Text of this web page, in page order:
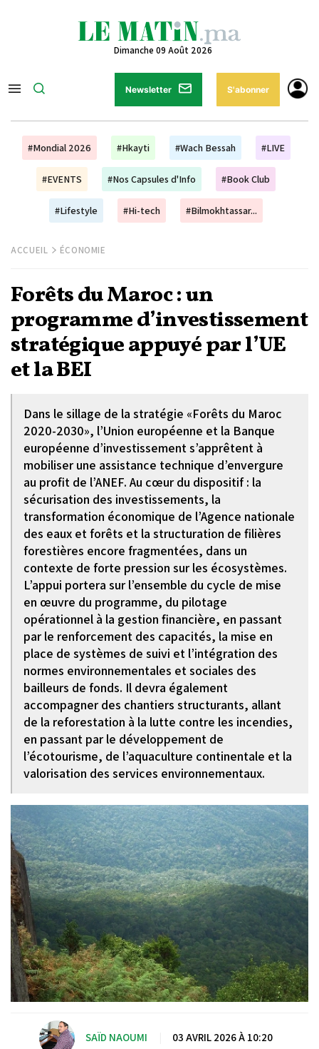
Dimanche 09 Août 2026
Newsletter S'abonner
#Mondial 2026 #Hkayti #Wach Bessah #LIVE
#EVENTS #Nos Capsules d'Info #Book Club
#Lifestyle #Hi-tech #Bilmokhtassar...
ACCUEIL ÉCONOMIE
Forêts du Maroc : un
programme d’investissement
stratégique appuyé par l’UE
et la BEI
Dans le sillage de la stratégie «Forêts du Maroc
2020-2030», l’Union européenne et la Banque
européenne d’investissement s’apprêtent à
mobiliser une assistance technique d’envergure
au profit de l’ANEF. Au cœur du dispositif : la
sécurisation des investissements, la
transformation économique de l’Agence nationale
des eaux et forêts et la structuration de filières
forestières encore fragmentées, dans un
contexte de forte pression sur les écosystèmes.
L’appui portera sur l’ensemble du cycle de mise
en œuvre du programme, du pilotage
opérationnel à la gestion financière, en passant
par le renforcement des capacités, la mise en
place de systèmes de suivi et l’intégration des
normes environnementales et sociales des
bailleurs de fonds. Il devra également
accompagner des chantiers structurants, allant
de la reforestation à la lutte contre les incendies,
en passant par le développement de
l’écotourisme, de l’aquaculture continentale et la
valorisation des services environnementaux.
SAÏD NAOUMI 03 AVRIL 2026 À 10:20